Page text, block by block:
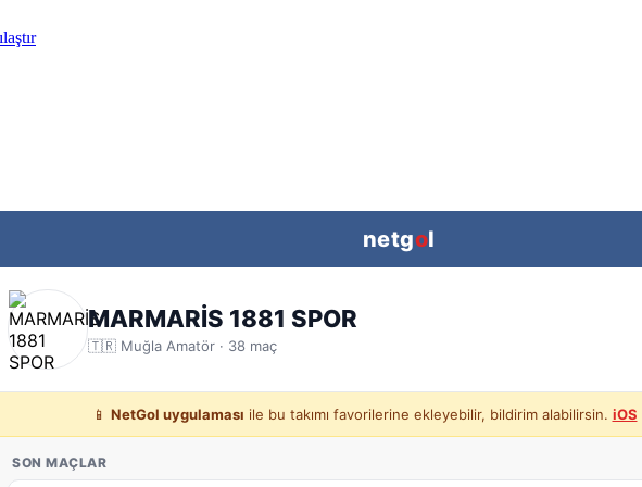
netgol
MARMARİS 1881 SPOR
🇹🇷 Muğla Amatör · 38 maç
📱 NetGol uygulaması ile bu takımı favorilerine ekleyebilir, bildirim alabilirsin. iOS
SON MAÇLAR